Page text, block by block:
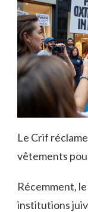
Le Crif
vêtements
Récemment,
institutions